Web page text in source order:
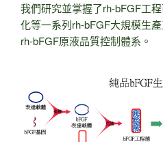
我們研究並掌握了rh-bFGF工
化等一系列rh-bFGF大規模生
rh-bFGF原液品質控制體系。